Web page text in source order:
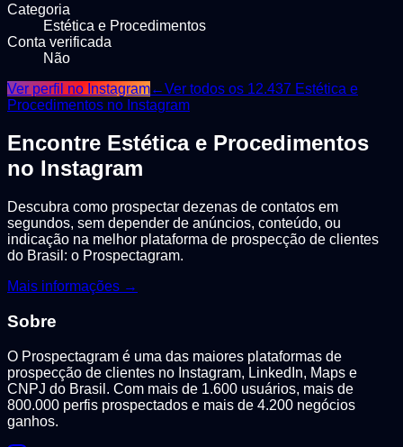
Categoria
Estética e Procedimentos
Conta verificada
Não
Ver perfil no Instagram←Ver todos os 12.437 Estética e
Procedimentos no Instagram
Encontre Estética e Procedimentos
no Instagram
Descubra como prospectar dezenas de contatos em
segundos, sem depender de anúncios, conteúdo, ou
indicação na melhor plataforma de prospecção de clientes
do Brasil: o Prospectagram.
Mais informações →
Sobre
O Prospectagram é uma das maiores plataformas de
prospecção de clientes no Instagram, LinkedIn, Maps e
CNPJ do Brasil. Com mais de 1.600 usuários, mais de
800.000 perfis prospectados e mais de 4.200 negócios
ganhos.